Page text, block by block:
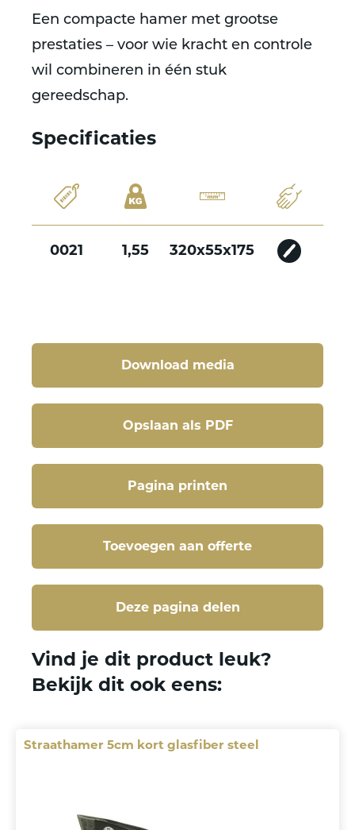
Download media
Opslaan als PDF
Pagina printen
Toevoegen aan offerte
Deze pagina delen
Deze pagina delen
Een compacte hamer met grootse
prestaties – voor wie kracht en controle
wil combineren in één stuk
gereedschap.
Specificaties
0021 1,55 320x55x175
Vind je dit product leuk?
Bekijk dit ook eens:
Straathamer 5cm kort glasfiber steel